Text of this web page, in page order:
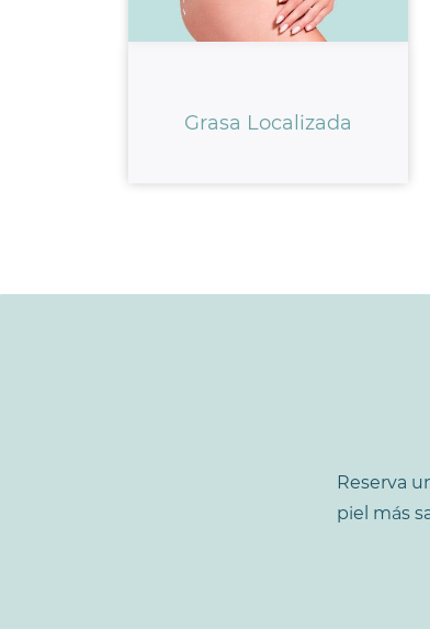
Grasa Localizada
Reserva
piel más